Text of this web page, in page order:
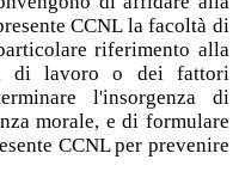
CCNL la facoltà di
riferimento alla
di lavoro o dei fattori
l'insorgenza di
morale, e di formulare
CCNL per prevenire